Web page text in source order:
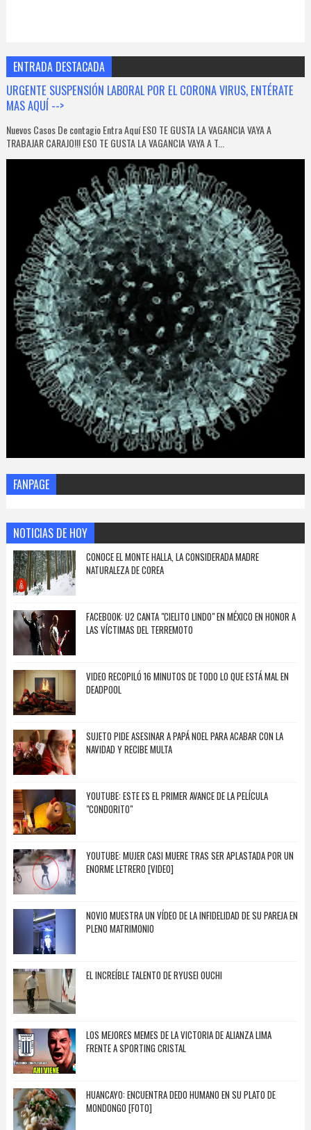
ENTRADA DESTACADA
URGENTE SUSPENSIÓN LABORAL POR EL CORONA VIRUS, ENTÉRATE
MAS AQUÍ -->
Nuevos Casos De contagio Entra Aquí ESO TE GUSTA LA VAGANCIA VAYA A
TRABAJAR CARAJO!!! ESO TE GUSTA LA VAGANCIA VAYA A T...
FANPAGE
NOTICIAS DE HOY
CONOCE EL MONTE HALLA, LA CONSIDERADA MADRE
NATURALEZA DE COREA
FACEBOOK: U2 CANTA "CIELITO LINDO" EN MÉXICO EN HONOR A
LAS VÍCTIMAS DEL TERREMOTO
VIDEO RECOPILÓ 16 MINUTOS DE TODO LO QUE ESTÁ MAL EN
DEADPOOL
SUJETO PIDE ASESINAR A PAPÁ NOEL PARA ACABAR CON LA
NAVIDAD Y RECIBE MULTA
YOUTUBE: ESTE ES EL PRIMER AVANCE DE LA PELÍCULA
"CONDORITO"
YOUTUBE: MUJER CASI MUERE TRAS SER APLASTADA POR UN
ENORME LETRERO [VIDEO]
NOVIO MUESTRA UN VÍDEO DE LA INFIDELIDAD DE SU PAREJA EN
PLENO MATRIMONIO
EL INCREÍBLE TALENTO DE RYUSEI OUCHI
LOS MEJORES MEMES DE LA VICTORIA DE ALIANZA LIMA
FRENTE A SPORTING CRISTAL
HUANCAYO: ENCUENTRA DEDO HUMANO EN SU PLATO DE
MONDONGO [FOTO]